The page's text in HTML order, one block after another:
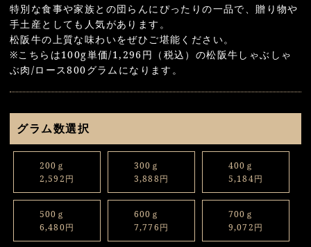
特別な食事や家族との団らんにぴったりの一品で、贈り物や
手土産としても人気があります。
松阪牛の上質な味わいをぜひご堪能ください。
※こちらは100g単価/1,296円（税込）の松阪牛しゃぶしゃ
ぶ肉/ロース800グラムになります。
グラム数選択
200ｇ
2,592円
300ｇ
3,888円
400ｇ
5,184円
500ｇ
6,480円
600ｇ
7,776円
700ｇ
9,072円